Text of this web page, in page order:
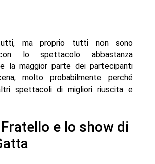
ma proprio tutti non sono
lo spettacolo abbastanza
la maggior parte dei partecipanti
molto probabilmente perché
spettacoli di migliori riuscita e
e lo show di